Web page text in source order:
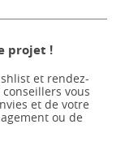
projet !
et rendez-
conseillers vous
et de votre
ou de